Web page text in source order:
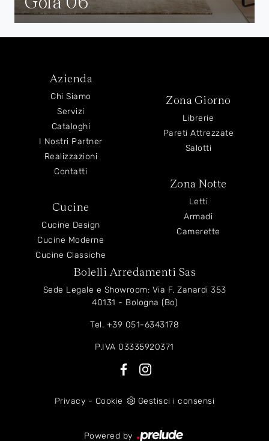
Azienda
Chi Siamo
Servizi
Cataloghi
I Nostri Partner
Realizzazioni
Contatti
Cucine
Cucine Design
Cucine Moderne
Cucine Classiche
Zona Giorno
Librerie
Pareti Attrezzate
Salotti
Zona Notte
Letti
Armadi
Camerette
Bolelli Arredamenti Sas
Sede Legale e Showroom: Via F. Zanardi 353
40131 - Bologna (Bo)
Tel. +39 051-6343178
P.IVA 03335920371
Privacy - Cookie Gestisci i consensi
Powered by